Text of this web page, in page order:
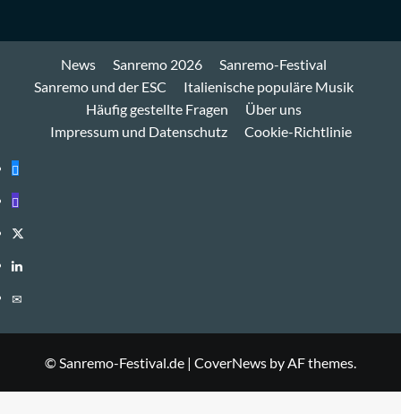
News Sanremo 2026
Sanremo-Festival
Sanremo und der ESC
Italienische populäre Musik
Häufig gestellte Fragen
Über uns
Impressum und Datenschutz
Cookie-Richtlinie
Bluesky
Mastodon
Twitter
LinkedIn
E-
© Sanremo-Festival.de | CoverNews by AF themes.